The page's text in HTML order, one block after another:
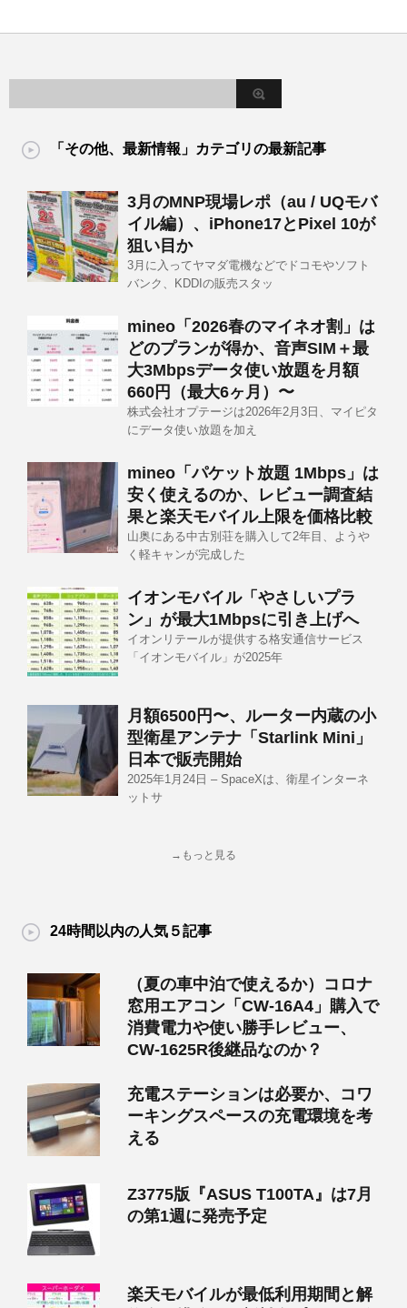
「その他、最新情報」カテゴリの最新記事
3月のMNP現場レポ（au / UQモバ
イル編）、iPhone17とPixel 10が
狙い目か
3月に入ってヤマダ電機などでドコモやソフト
バンク、KDDIの販売スタッ
mineo「2026春のマイネオ割」は
どのプランが得か、音声SIM＋最
大3Mbpsデータ使い放題を月額
660円（最大6ヶ月）〜
株式会社オプテージは2026年2月3日、マイピタ
にデータ使い放題を加え
mineo「パケット放題 1Mbps」は
安く使えるのか、レビュー調査結
果と楽天モバイル上限を価格比較
山奥にある中古別荘を購入して2年目、ようや
く軽キャンが完成した
イオンモバイル「やさしいプラ
ン」が最大1Mbpsに引き上げへ
イオンリテールが提供する格安通信サービス
「イオンモバイル」が2025年
月額6500円〜、ルーター内蔵の小
型衛星アンテナ「Starlink Mini」
日本で販売開始
2025年1月24日 – SpaceXは、衛星インターネ
ットサ
→もっと見る
24時間以内の人気５記事
（夏の車中泊で使えるか）コロナ
窓用エアコン「CW-16A4」購入で
消費電力や使い勝手レビュー、
CW-1625R後継品なのか？
充電ステーションは必要か、コワ
ーキングスペースの充電環境を考
える
Z3775版『ASUS T100TA』は7月
の第1週に発売予定
楽天モバイルが最低利用期間と解